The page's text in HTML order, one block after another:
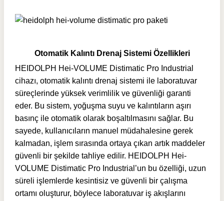
Otomatik Kalıntı Drenaj Sistemi Özellikleri
HEIDOLPH Hei-VOLUME Distimatic Pro Industrial
cihazı, otomatik kalıntı drenaj sistemi ile laboratuvar
süreçlerinde yüksek verimlilik ve güvenliği garanti
eder. Bu sistem, yoğuşma suyu ve kalıntıların aşırı
basınç ile otomatik olarak boşaltılmasını sağlar. Bu
sayede, kullanıcıların manuel müdahalesine gerek
kalmadan, işlem sırasında ortaya çıkan artık maddeler
güvenli bir şekilde tahliye edilir. HEIDOLPH Hei-
VOLUME Distimatic Pro Industrial’un bu özelliği, uzun
süreli işlemlerde kesintisiz ve güvenli bir çalışma
ortamı oluşturur, böylece laboratuvar iş akışlarını